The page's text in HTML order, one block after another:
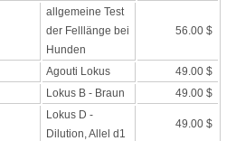
allgemeine Test
der Felllänge bei
Hunden
56.00 $
Agouti Lokus
49.00 $
Lokus B - Braun 49.00 $
Lokus D -
Dilution, Allel d1
49.00 $